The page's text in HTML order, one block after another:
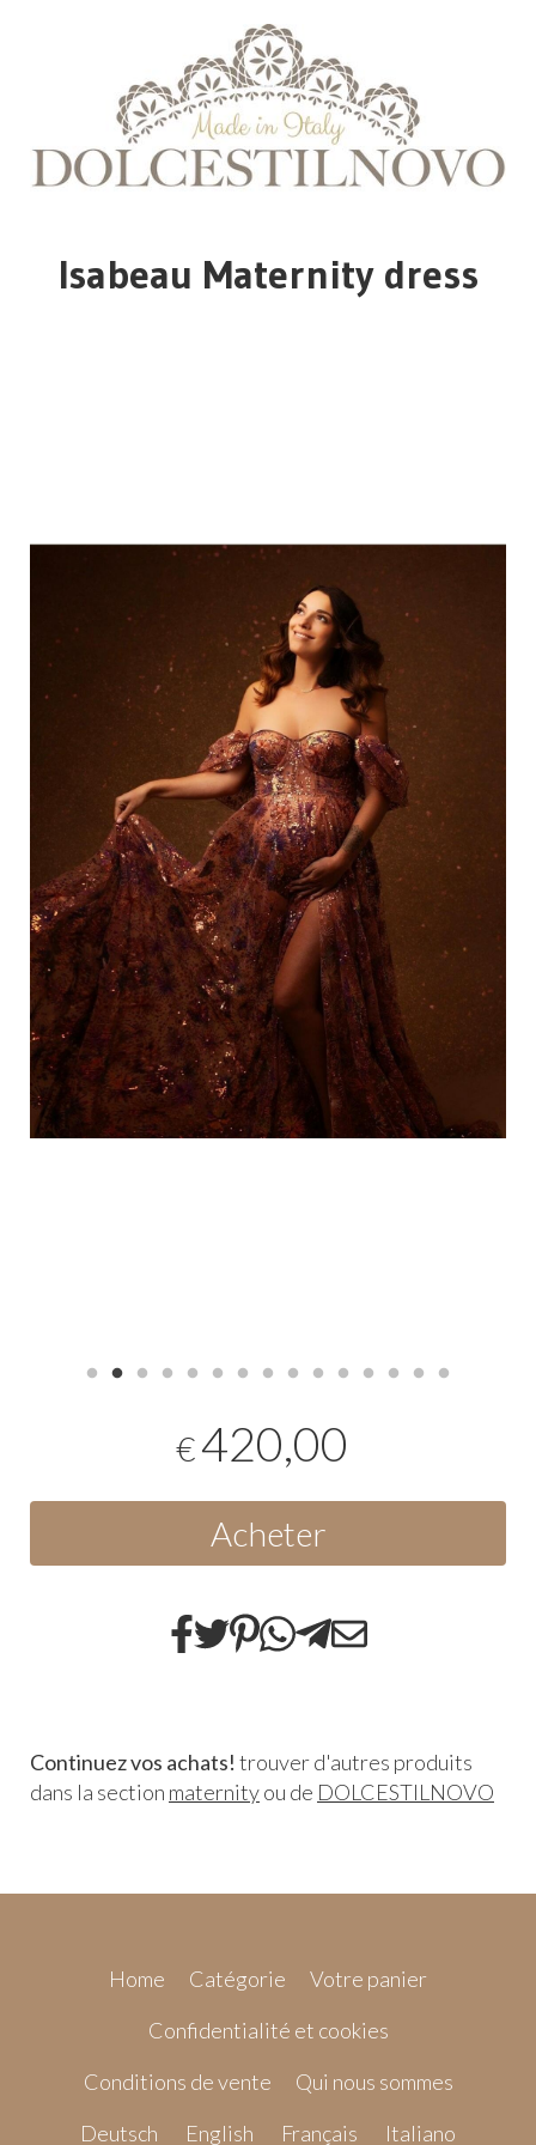
Isabeau Maternity dress
€420,00
Acheter
Continuez vos achats! trouver d'autres produits
dans la section maternityou de DOLCESTILNOVO
Home Catégorie
Votre panier
Confidentialité et cookies
Conditions de vente
Qui nous sommes
Deutsch
English Français Italiano